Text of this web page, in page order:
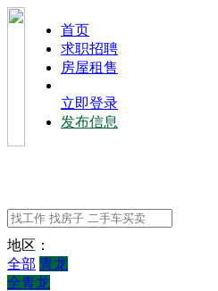
⾸⻚
求职招聘
房屋租售
立即登录
发布信息
地区：
全部 青龙
全青龙